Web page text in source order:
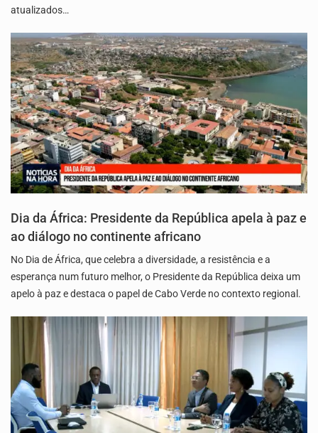
atualizados…
Dia da África: Presidente da República apela à paz e
ao diálogo no continente africano
No Dia de África, que celebra a diversidade, a resistência e a
esperança num futuro melhor, o Presidente da República deixa um
apelo à paz e destaca o papel de Cabo Verde no contexto regional.